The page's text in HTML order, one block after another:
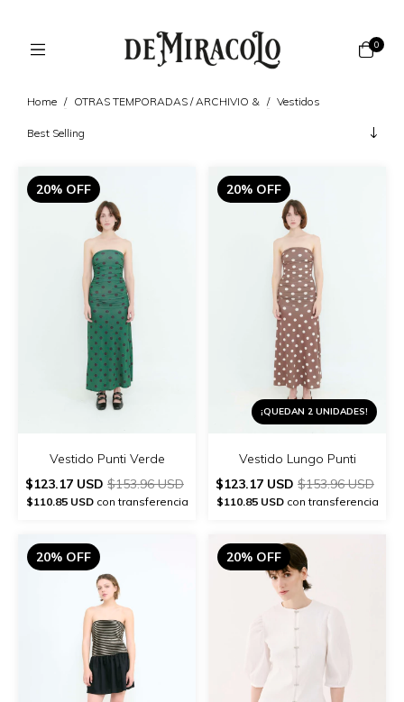
0
Home / OTRAS TEMPORADAS / ARCHIVIO & / Vestidos
20% OFF
Vestido Punti Verde
$123.17 USD $153.96 USD
$110.85 USDcon transferencia
20% OFF
¡QUEDAN 2 UNIDADES!
Vestido Lungo Punti
$123.17 USD $153.96 USD
$110.85 USDcon transferencia
20% OFF 20% OFF